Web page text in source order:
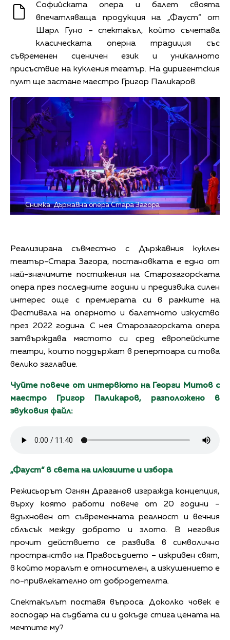
Софийската опера и балет своята
впечатляваща продукция на „Фауст“ от
Шарл Гуно – спектакъл, който съчетава
класическата оперна традиция със
съвременен сценичен език и уникалното
присъствие на кукления театър. На диригентския
пулт ще застане маестро Григор Паликаров.
Снимка: Държавна опера Стара Загора
Реализирана съвместно с Държавния куклен
театър-Стара Загора, постановката е едно от
най-значимите постижения на Старозагорската
опера през последните години и предизвика силен
интерес още с премиерата си в рамките на
Фестивала на оперното и балетното изкуство
през 2022 година. С нея Старозагорската опера
затвърждава мястото си сред европейските
театри, които поддържат в репертоара си това
велико заглавие.
Чуйте повече от интервюто на Георги Митов с
маестро Григор Паликаров, разположено в
звуковия файл:
„Фауст“ в света на илюзиите и избора
Режисьорът Огнян Драганов изгражда концепция,
върху която работи повече от 20 години –
вдъхновен от съвременната реалност и вечния
сблъсък между доброто и злото. В неговия
прочит действието се развива в символично
пространство на Правосъдието – изкривен свят,
в който моралът е относителен, а изкушението е
по-привлекателно от добродетелта.
Спектакълът поставя въпроса: Доколко човек е
господар на съдбата си и докъде стига цената на
мечтите му?